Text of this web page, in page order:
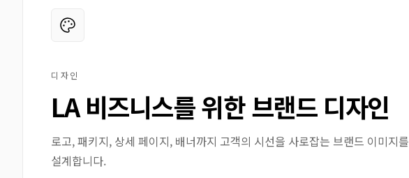
디자인
LA 비즈니스를 위한 브랜드 디자인
로고, 패키지, 상세 페이지, 배너까지 고객의 시선을 사로잡는 브랜드 이미지를
설계합니다.